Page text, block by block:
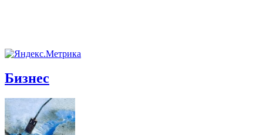
Бизнес